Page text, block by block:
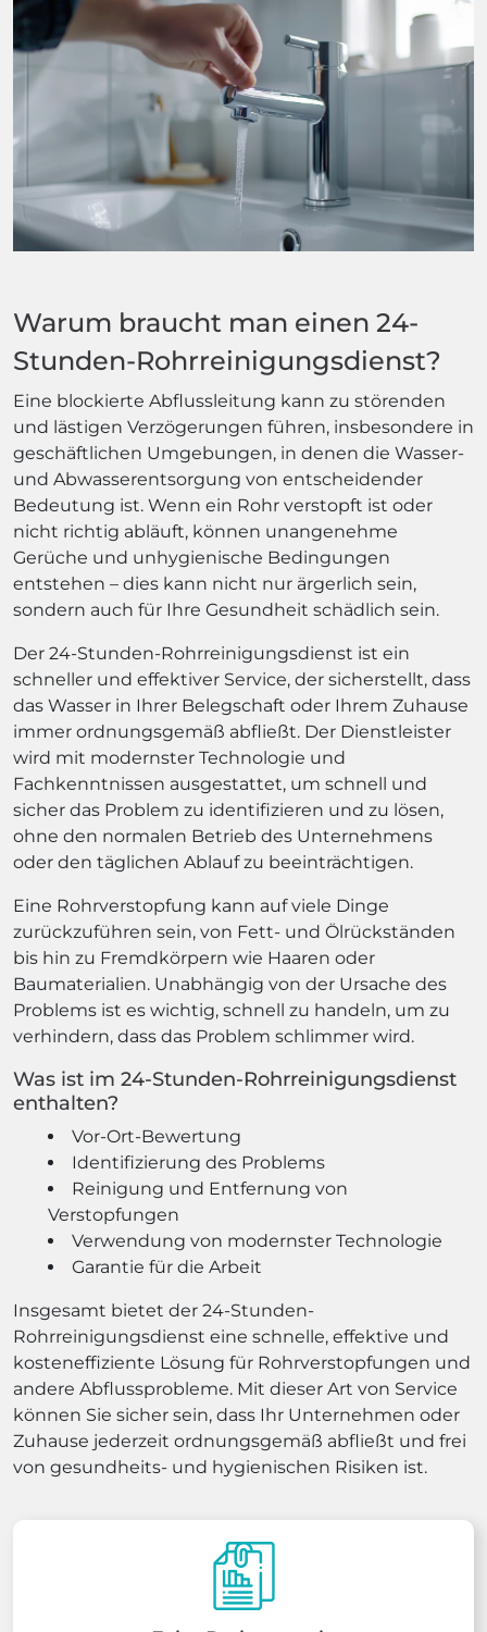
Warum braucht man einen 24-
Stunden-Rohrreinigungsdienst?
Eine blockierte Abflussleitung kann zu störenden
und lästigen Verzögerungen führen, insbesondere in
geschäftlichen Umgebungen, in denen die Wasser-
und Abwasserentsorgung von entscheidender
Bedeutung ist. Wenn ein Rohr verstopft ist oder
nicht richtig abläuft, können unangenehme
Gerüche und unhygienische Bedingungen
entstehen – dies kann nicht nur ärgerlich sein,
sondern auch für Ihre Gesundheit schädlich sein.
Der 24-Stunden-Rohrreinigungsdienst ist ein
schneller und effektiver Service, der sicherstellt, dass
das Wasser in Ihrer Belegschaft oder Ihrem Zuhause
immer ordnungsgemäß abfließt. Der Dienstleister
wird mit modernster Technologie und
Fachkenntnissen ausgestattet, um schnell und
sicher das Problem zu identifizieren und zu lösen,
ohne den normalen Betrieb des Unternehmens
oder den täglichen Ablauf zu beeinträchtigen.
Eine Rohrverstopfung kann auf viele Dinge
zurückzuführen sein, von Fett- und Ölrückständen
bis hin zu Fremdkörpern wie Haaren oder
Baumaterialien. Unabhängig von der Ursache des
Problems ist es wichtig, schnell zu handeln, um zu
verhindern, dass das Problem schlimmer wird.
Was ist im 24-Stunden-Rohrreinigungsdienst
enthalten?
Vor-Ort-Bewertung
Identifizierung des Problems
Reinigung und Entfernung von
Verstopfungen
Verwendung von modernster Technologie
Garantie für die Arbeit
Insgesamt bietet der 24-Stunden-
Rohrreinigungsdienst eine schnelle, effektive und
kosteneffiziente Lösung für Rohrverstopfungen und
andere Abflussprobleme. Mit dieser Art von Service
können Sie sicher sein, dass Ihr Unternehmen oder
Zuhause jederzeit ordnungsgemäß abfließt und frei
von gesundheits- und hygienischen Risiken ist.